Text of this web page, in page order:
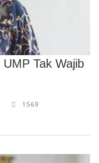
Tak Wajib
1569